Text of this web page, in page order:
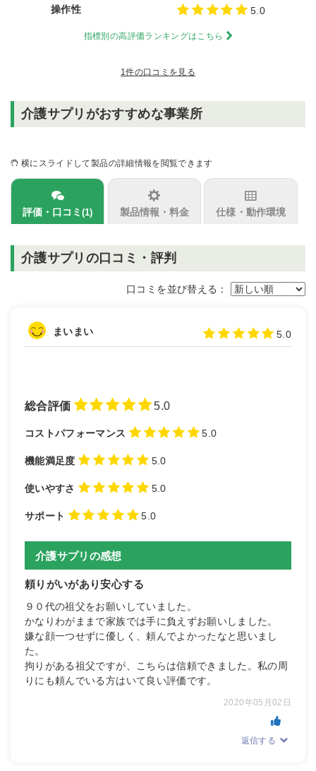
操作性
5.0
指標別の高評価ランキングはこちら
1件の口コミを見る
介護サプリがおすすめな事業所
横にスライドして製品の詳細情報を閲覧できます
評価・口コミ(1) 製品情報・料金 仕様・動作環境
介護サプリの口コミ・評判
口コミを並び替える：
まいまい 5.0
総合評価 5.0
コストパフォーマンス 5.0
機能満足度 5.0
使いやすさ 5.0
サポート 5.0
介護サプリの感想
頼りがいがあり安心する
９０代の祖父をお願いしていました。
かなりわがままで家族では手に負えずお願いしました。
嫌な顔一つせずに優しく、頼んでよかったなと思いまし
た。
拘りがある祖父ですが、こちらは信頼できました。私の周
りにも頼んでいる方はいて良い評価です。
2020年05月02日
返信する